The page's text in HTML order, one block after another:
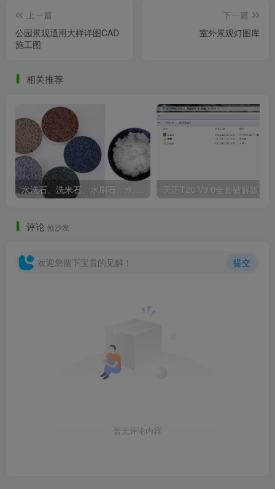
93款景观道路铺装平面图库CAD图纸 (7).png
上一篇
公园景观通用大样详图CAD
施工图
下一篇
室外景观灯图库
相关推荐
评论 抢沙发
欢迎您留下宝贵的见解！ 提交
暂无评论内容